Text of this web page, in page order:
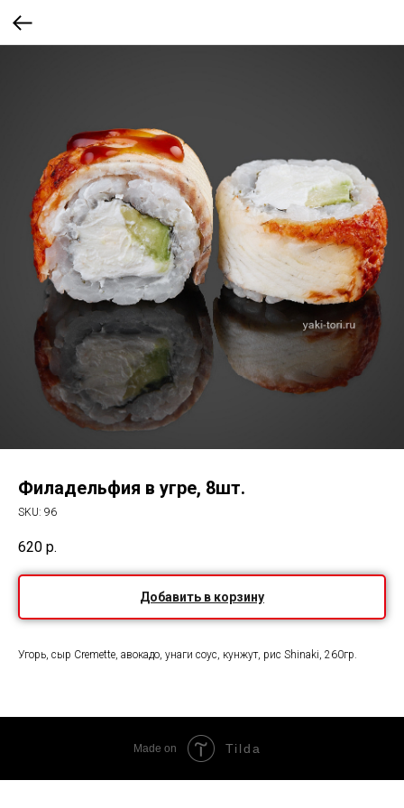
Филадельфия в угре, 8шт.
SKU: 96
620 р.
Добавить в корзину
Угорь, сыр Cremette, авокадо, унаги соус, кунжут, рис Shinaki, 260гр.
Made on Tilda